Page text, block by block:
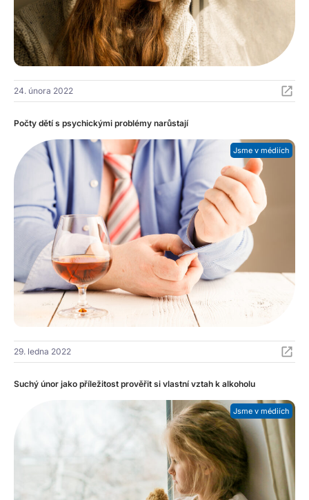
24. února 2022
Počty dětí s psychickými problémy narůstají
Jsme v médiích
29. ledna 2022
Suchý únor jako příležitost prověřit si vlastní vztah k alkoholu
Jsme v médiích